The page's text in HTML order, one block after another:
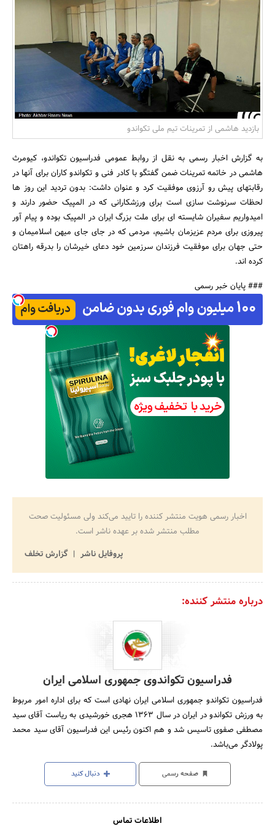
بانک، بیمه و سرمایه
مسکن و ساختمان
جستجو
بازدید هاشمی از تمرینات تیم ملی تکواندو
به گزارش اخبار رسمی به نقل از روابط عمومی فدراسیون تکواندو، کیومرث
هاشمی در خاتمه تمرینات ضمن گفتگو با کادر فنی و تکواندو کاران برای آنها در
رقابتهای پیش رو آرزوی موفقیت کرد و عنوان داشت: بدون تردید این روز ها
لحظات سرنوشت سازی است برای ورزشکارانی که در المپیک حضور دارند و
امیدواریم سفیران شایسته ای برای ملت بزرگ ایران در المپیک بوده و پیام آور
پیروزی برای مردم عزیزمان باشیم، مردمی که در جای جای میهن اسلامیمان و
حتی جهان برای موفقیت فرزندان سرزمین خود دعای خیرشان را بدرقه راهتان
کرده اند.
### پایان خبر رسمی
اخبار رسمی هویت منتشر کننده را تایید می‌کند ولی مسئولیت صحت
مطلب منتشر شده بر عهده ناشر است.
پروفایل ناشر
گزارش تخلف
درباره منتشر کننده:
فدراسیون تکواندوی جمهوری اسلامی ایران
فدراسیون تکواندو جمهوری اسلامی ایران نهادی است که برای اداره امور مربوط
به ورزش تکواندو در ایران در سال 1363 هجری خورشیدی به ریاست آقای سید
مصطفی صفوی تاسیس شد و هم اکنون رئیس این فدراسیون آقای سید محمد
پولادگر می‌باشد.
صفحه رسمی دنبال کنید
اطلاعات تماس